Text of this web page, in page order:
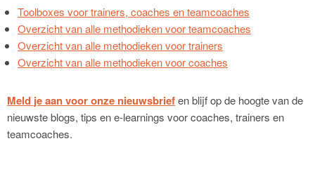
Toolboxes voor trainers, coaches en teamcoaches
Overzicht van alle methodieken voor teamcoaches
Overzicht van alle methodieken voor trainers
Overzicht van alle methodieken voor coaches
Meld je aan voor onze nieuwsbriefen blijf op de hoogte van de
nieuwste blogs, tips en e-learnings voor coaches, trainers en
teamcoaches.